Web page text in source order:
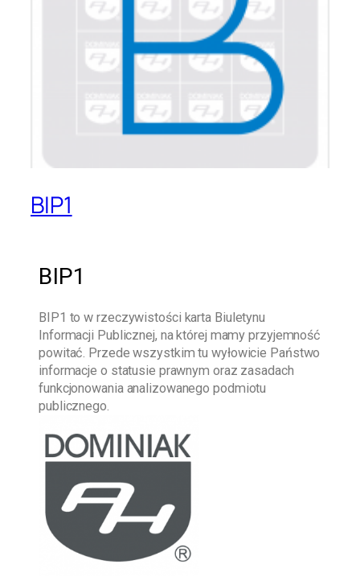
BIP1
BIP1
BIP1 to w rzeczywistości karta Biuletynu
Informacji Publicznej, na której mamy przyjemność
powitać. Przede wszystkim tu wyłowicie Państwo
informacje o statusie prawnym oraz zasadach
funkcjonowania analizowanego podmiotu
publicznego.